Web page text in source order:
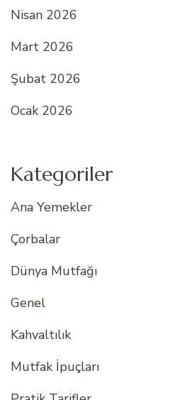
Nisan 2026
Mart 2026
Şubat 2026
Ocak 2026
Kategoriler
Ana Yemekler
Çorbalar
Dünya Mutfağı
Genel
Kahvaltılık
Mutfak İpuçları